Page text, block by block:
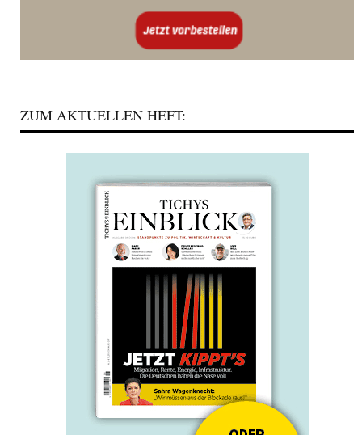
ZUM AKTUELLEN HEFT: